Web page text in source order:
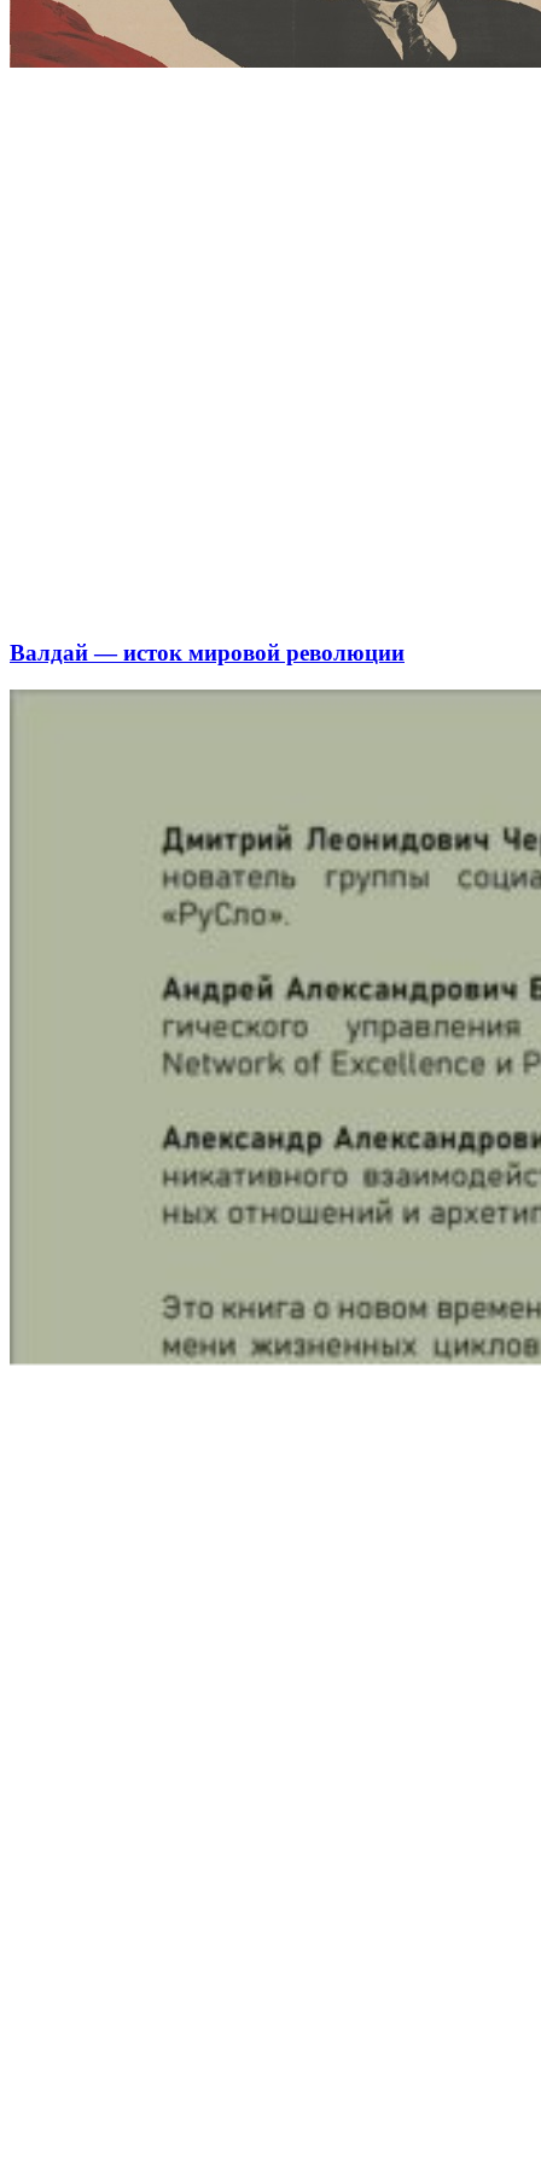
Валдай — исток мировой революции